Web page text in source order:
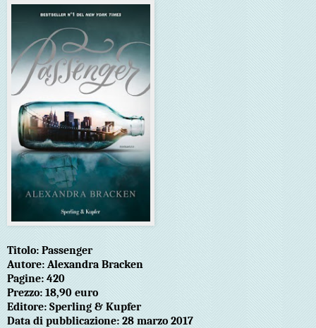
Titolo: Passenger
Autore: Alexandra Bracken
Pagine: 420
Prezzo: 18,90 euro
Editore: Sperling & Kupfer
Data di pubblicazione: 28 marzo 2017